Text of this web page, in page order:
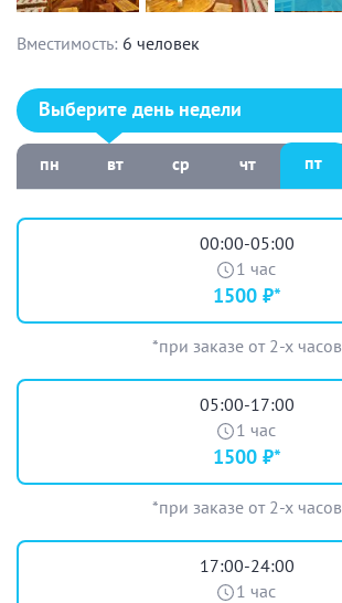
Вместимость: 6 человек
Выберите день недели:
Выберите день недели
пн вт ср чт пт
00:00-05:00
1 час
1500 ₽*
*при заказе от 2-х часов
05:00-17:00
1 час
1500 ₽*
*при заказе от 2-х часов
17:00-24:00
1 час